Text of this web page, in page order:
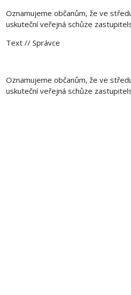
Oznamujeme občanům, že ve
uskuteční veřejná schůze
Text // Správce
Oznamujeme občanům, že ve
uskuteční veřejná schůze